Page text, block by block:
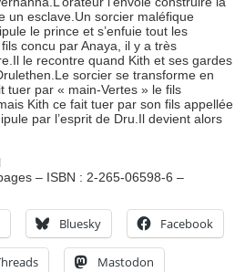
un esclave.Un sorcier maléfique
le prince et s’enfuie tout les
concu par Anaya, il y a très
le recontre quand Kith et ses gardes
sorcier se transforme en
tuer par « main-Vertes » le fils
Kith ce fait tuer par son fils appellée
par l’esprit de Dru.Il devient alors
– ISBN : 2-265-06598-6 –
Bluesky Facebook
Mastodon